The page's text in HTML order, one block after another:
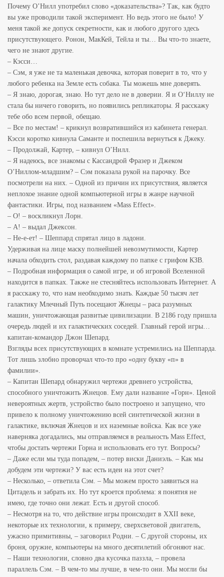
Почему О’Нилл употребил слово «доказательства»? Так, как будто
вы уже проводили такой эксперимент. Но ведь этого не было! У
меня такой же допуск секретности, как и любого другого здесь
присутствующего. Ронон, МакКей, Тейла и ты… Вы что-то знаете,
чего не знают другие.
– Кэсси…
– Сэм, я уже не та маленькая девочка, которая поверит в то, что у
любого ребенка на Земле есть собака. Ты можешь мне доверять.
– Я знаю, дорогая, знаю. Но тут дело не в доверии. Я и О‘Ниллу не
стала бы ничего говорить, но появились репликаторы. Я расскажу
тебе обо всем первой, обещаю.
– Все по местам! – крикнул возвратившийся из кабинета генерал.
Кэсси коротко кивнула Саманте и поспешила вернуться к Джеку.
– Продолжай, Картер, – кивнул О’Нилл.
– Я надеюсь, все знакомы с Кассандрой Фразер и Джеком
О’Ниллом-младшим? – Сэм показала рукой на парочку. Все
посмотрели на них. – Одной из причин их присутствия, является
неплохое знание одной компьютерной игры в жанре научной
фантастики. Игры, под названием «Mass Effect».
– О! – воскликнул Лорн.
– А! – выдал Джексон.
– Не-е-ет! – Шеппард спрятал лицо в ладони.
Удерживая на лице маску полнейшей невозмутимости, Картер
начала обходить стол, раздавая каждому по папке с грифом КЗВ.
– Подробная информация о самой игре, и об игровой Вселенной
находится в папках. Также не стесняйтесь использовать Интернет. А
я расскажу то, что нам необходимо знать. Каждые 50 тысяч лет
галактику Млечный Путь посещают Жнецы – раса разумных
машин, уничтожающая развитые цивилизации. В 2186 году пришла
очередь людей и их галактических соседей. Главный герой игры…
капитан-командор Джон Шепард.
Взгляды всех присутствующих в комнате устремились на Шеппарда.
Тот лишь злобно проворчал что-то про «одну букву «п» в
фамилии».
– Капитан Шепард обнаружил чертежи древнего устройства,
способного уничтожить Жнецов. Ему дали название «Горн». Ценой
невероятных жертв, устройство было построено и запущено, что
привело к полному уничтожению всей синтетической жизни в
галактике, включая Жнецов и их наземные войска. Как все уже
наверняка догадались, мы отправляемся в реальность Mass Effect,
чтобы достать чертежи Горна и использовать его тут. Вопросы?
– Даже если мы туда попадем, – потер виски Даниэль. – Как мы
добудем эти чертежи? У вас есть идеи на этот счет?
– Несколько, – ответила Сэм. – Мы можем просто заявиться на
Цитадель и забрать их. Но тут кроется проблема: я понятия не
имею, где точно они лежат. Есть и другой способ.
– Несмотря на то, что действие игры происходит в ХХІІ веке,
некоторые их технологии, к примеру, сверхсветовой двигатель,
ужасно примитивны, – заговорил Родни. – С другой стороны, их
броня, оружие, компьютеры на много десятилетий обгоняют нас.
– Наши технологии, словно два кусочка паззла, – провела
параллель Сэм. – В чем-то мы лучше, в чем-то они. Мы могли бы